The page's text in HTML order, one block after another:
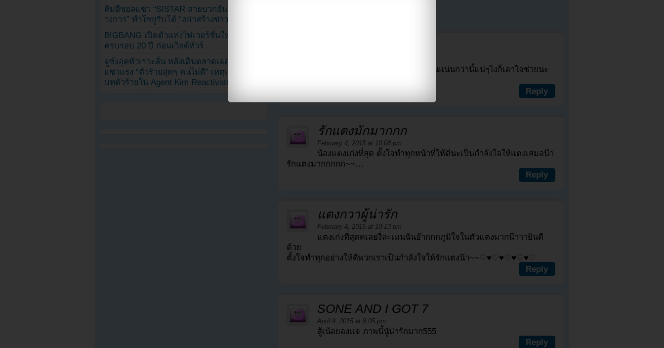
แตงงงงงงงง ดีใจด้วย อนาคตมีงานแน่นกว่านี้แน่ๆไงก็เอาใจช่วยนะ
Reply
รักแตงมักมากกก
February 4, 2015 at 10:08 pm
น้องแตงเก่งที่สุด ตั้งใจทำทุกหน้าที่ให้ดีนะเป็นกำลังใจให้แตงเสมอน๊า
รักแตงมากกกกก~~…
Reply
แตงกวาผู้น่ารัก
February 4, 2015 at 10:13 pm
แตงเก่งที่สุดดเลยงี่ละเมนฉันอ๊ากกกภูมิใจในตัวแตงมากน๊าาายินดี
ด้วย
ตั้งใจทำทุกอย่างให้ดีพวกเราเป็นกำลังใจให้รักแตงน๊า~~♡♥♡♥♡♥♡♥♡
Reply
SONE AND I GOT 7
April 9, 2015 at 8:05 pm
สู้เน้อยองเเจ ภาพนี้นู๋น่ารักมาก555
Reply
คิมฮีชอลแซว “SISTAR สายบวกอันดับ 1 ใน
วงการ” ทำโซยูรีบโต้ “อย่าสร้างข่าวลือ!”
BIGBANG เปิดตัวแท่งไฟเวอร์ชั่นใหม่ ฉลอง
ครบรอบ 20 ปี ก่อนเวิลด์ทัวร์
จูซังอุคหัวเราะลั่น หลังเดินตลาดเจอแม่ค้า
แซวแรง “ตัวร้ายสุดๆ คนไม่ดี” เหตุเพราะอิน
บทตัวร้ายใน Agent Kim Reactivated